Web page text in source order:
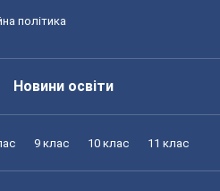
політика
Новини освіти
9 клас 10 клас 11 клас